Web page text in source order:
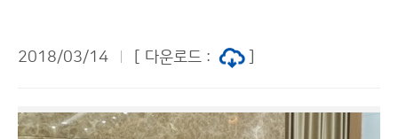
사진을 통한 국민과의 소통을 위해 개최된, 제35회 기상
의 기억, 날씨를 보다’를 주제로 진행됐던 이번 사진공모
2018/03/14 [ 다운로드 :